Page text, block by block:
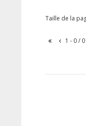
Taille de la
1 - 0 / 0